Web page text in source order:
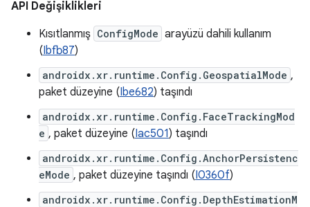
API Değişiklikleri
Kısıtlanmış ConfigMode arayüzü dahili kullanım
(Ibfb87)
androidx.xr.runtime.Config.GeospatialMode ,
paket düzeyine (Ibe682) taşındı
androidx.xr.runtime.Config.FaceTrackingMod
e , paket düzeyine (Iac501) taşındı
androidx.xr.runtime.Config.AnchorPersistenc
eMode , paket düzeyine taşındı (I0360f)
androidx.xr.runtime.Config.DepthEstimationM